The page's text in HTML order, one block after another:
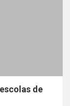
de